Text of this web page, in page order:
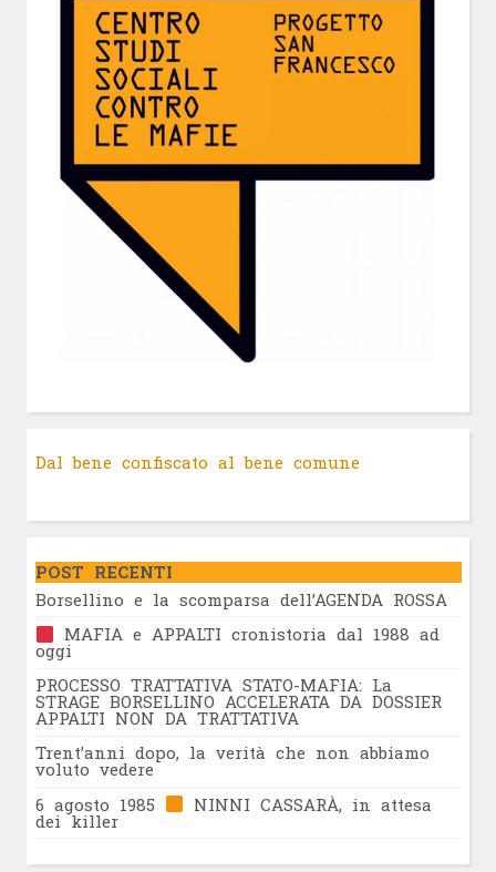
Dal bene confiscato al bene comune
POST RECENTI
Borsellino e la scomparsa dell’AGENDA ROSSA
MAFIA e APPALTI cronistoria dal 1988 ad
oggi
PROCESSO TRATTATIVA STATO-MAFIA: La
STRAGE BORSELLINO ACCELERATA DA DOSSIER
APPALTI NON DA TRATTATIVA
Trent’anni dopo, la verità che non abbiamo
voluto vedere
6 agosto 1985
NINNI CASSARÀ, in attesa
dei killer